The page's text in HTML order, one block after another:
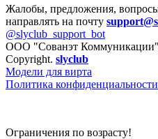
Жалобы, предложения,
направлять на почту
@slyclub_support_bot
ООО "Сованэт
Copyright. slyclub
Модели для вирта
Политика конфиденциальности
Ограничения по возрасту!